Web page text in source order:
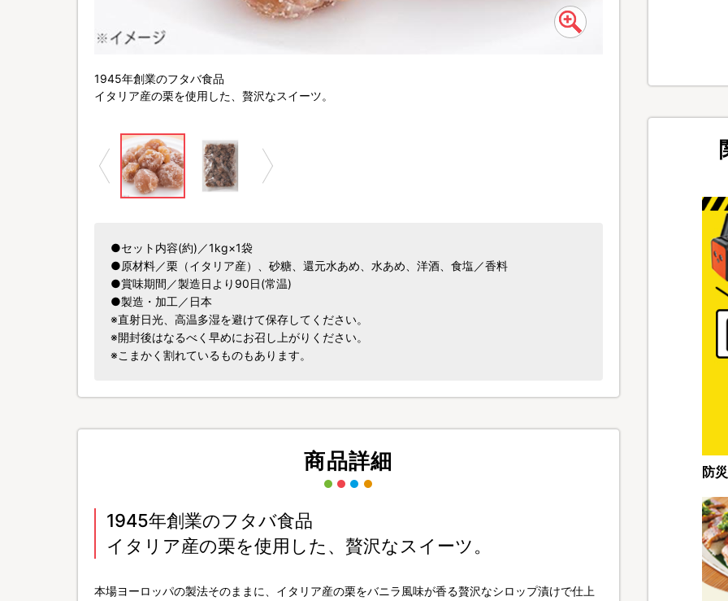
1945年創業のフタバ食品
イタリア産の栗を使用した、贅沢なスイーツ。
●セット内容(約)／1kg×1袋
●原材料／栗（イタリア産）、砂糖、還元水あめ、水あめ、洋酒、食塩／香料
●賞味期間／製造日より90日(常温)
●製造・加工／日本
※直射日光、高温多湿を避けて保存してください。
※開封後はなるべく早めにお召し上がりください。
※こまかく割れているものもあります。
商品詳細
1945年創業のフタバ食品
イタリア産の栗を使用した、贅沢なスイーツ。
本場ヨーロッパの製法そのままに、イタリア産の栗をバニラ風味が香る贅沢なシロップ漬けで仕上
防